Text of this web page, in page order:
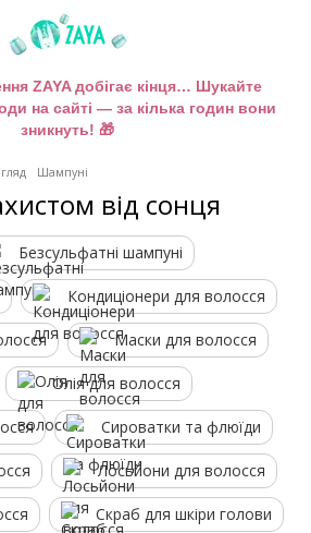
ZAYA добігає кінця… Шукайте
на сайті — за кілька годин вони
зникнуть! 🎁
Шампуні
від сонця
Безсульфатні шампуні
Кондиціонери для волосся
Маски для волосся
Олія для волосся
Сироватки та флюїди
Лосьйони для волосся
Скраб для шкіри голови